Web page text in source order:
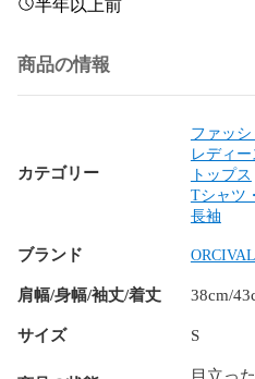
半年以上前
商品の情報
カテゴリー
ファッシ
レディー
トップス
Tシャツ
長袖
ブランド ORCIVAL
肩幅/身幅/袖丈/着丈 38cm/
サイズ S
目立っ